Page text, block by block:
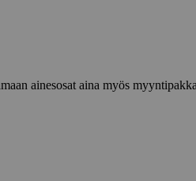
ainesosat aina myös